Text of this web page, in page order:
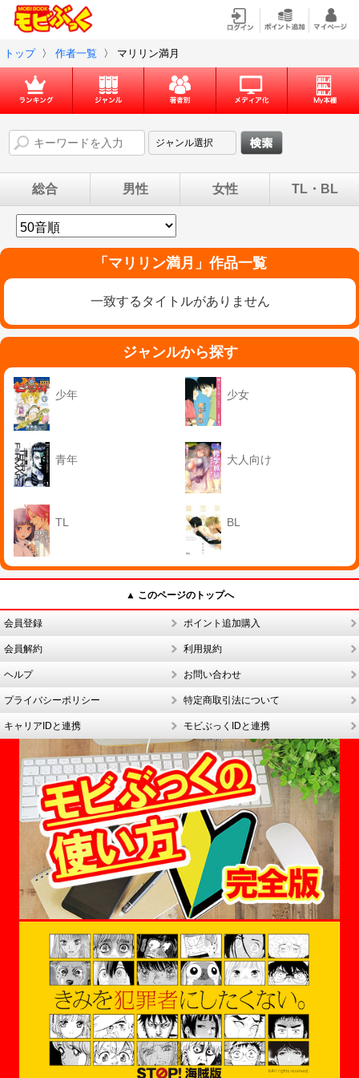
トップ 〉 作者一覧 〉 マリリン満月
総合 男性 女性 TL・BL
「 マリリン満月 」作品一覧
一致するタイトルがありません
ジャンルから探す
少年 少女
青年 大人向け
TL BL
▲ このページのトップへ
会員登録 ポイント追加購入
会員解約 利用規約
ヘルプ お問い合わせ
プライバシーポリシー 特定商取引法について
キャリアIDと連携 モビぶっくIDと連携